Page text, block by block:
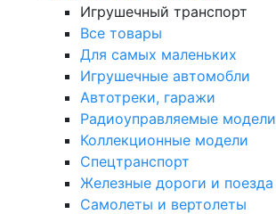
Игрушечный транспорт
Все товары
Для самых маленьких
Игрушечные автомобли
Автотреки, гаражи
Радиоуправляемые модели
Коллекционные модели
Спецтранспорт
Железные дороги и поезда
Самолеты и вертолеты